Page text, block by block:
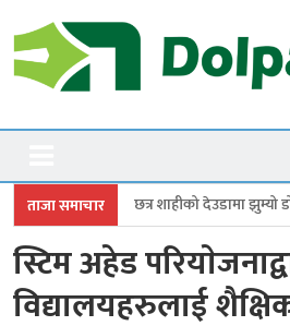
to
content
Dolpanews
ताजा समाचार
शाहीको देउडामा झुम्यो डोल्पा, महोत्सव बन्यो
स्टिम अहेड
विद्यालयहरुलाई